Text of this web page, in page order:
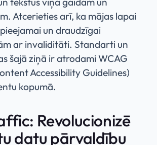
Atcerieties arī, ka mājas lapai
un draudzīgai
ar invaliditāti. Standarti un
šajā ziņā ir atrodami WCAG
Accessibility Guidelines)
kopumā.
Revolucionizē
datu pārvaldību